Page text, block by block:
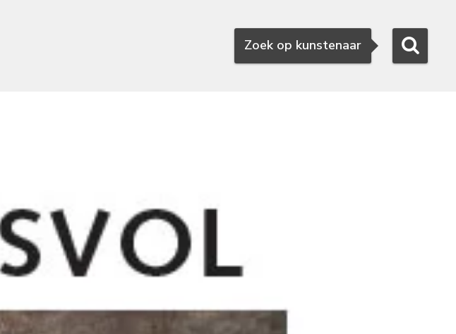
Zoeken
Zoek op kunstenaar